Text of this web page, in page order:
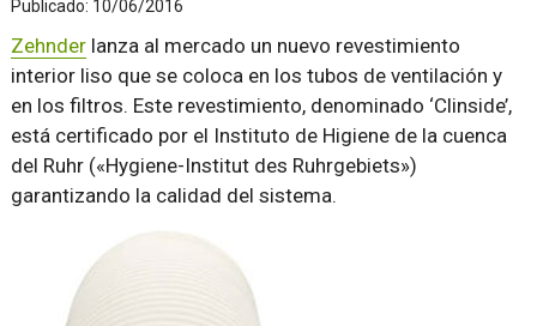
Publicado: 10/06/2016
Zehnderlanza al mercado un nuevo revestimiento
interior liso que se coloca en los tubos de ventilación y
en los filtros. Este revestimiento, denominado ‘Clinside’,
está certificado por el Instituto de Higiene de la cuenca
del Ruhr («Hygiene-Institut des Ruhrgebiets»)
garantizando la calidad del sistema.